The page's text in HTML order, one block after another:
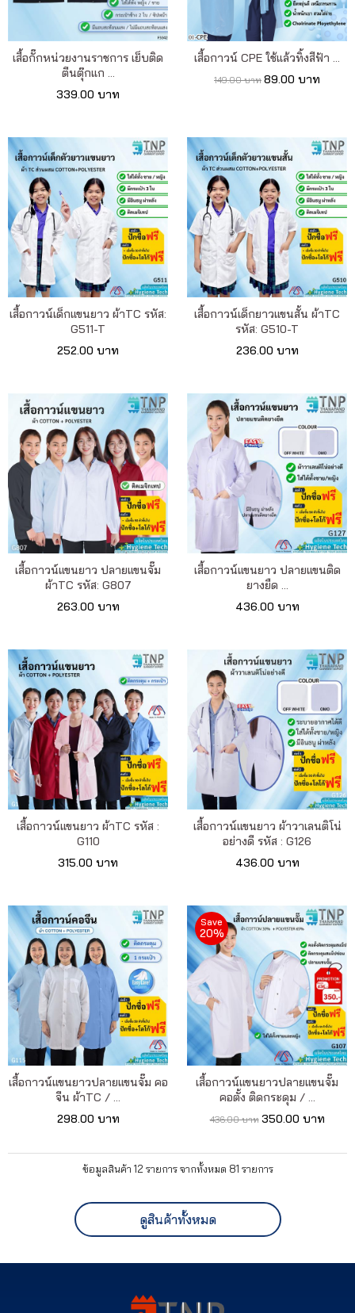
เสื้อกั๊กหน่วยงานราชการ เย็บติด
ตีนตุ๊กแก ...
339.00 บาท
เสื้อกาวน์ CPE ใช้แล้วทิ้งสีฟ้า ...
149.00 บาท 89.00 บาท
เสื้อกาวน์เด็กแขนยาว ผ้าTC รหัส:
G511-T
252.00 บาท
เสื้อกาวน์เด็กยาวแขนสั้น ผ้าTC
รหัส: G510-T
236.00 บาท
เสื้อกาวน์แขนยาว ปลายแขนจั๊ม
ผ้าTC รหัส: G807
263.00 บาท
เสื้อกาวน์แขนยาว ปลายแขนติด
ยางยืด ...
436.00 บาท
เสื้อกาวน์แขนยาว ผ้าTC รหัส :
G110
315.00 บาท
เสื้อกาวน์แขนยาว ผ้าวาเลนติโน่
อย่างดี รหัส : G126
436.00 บาท
เสื้อกาวน์แขนยาวปลายแขนจั๊ม คอ
จีน ผ้าTC / ...
298.00 บาท
Save
20%
เสื้อกาวน์แขนยาวปลายแขนจั๊ม
คอตั้ง ติดกระดุม / ...
436.00 บาท 350.00 บาท
ข้อมูลสินค้า 12 รายการ จากทั้งหมด 81 รายการ
ดูสินค้าทั้งหมด